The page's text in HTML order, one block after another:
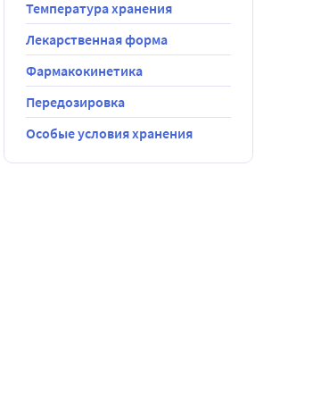
Температура хранения
Лекарственная форма
Фармакокинетика
Передозировка
Особые условия хранения